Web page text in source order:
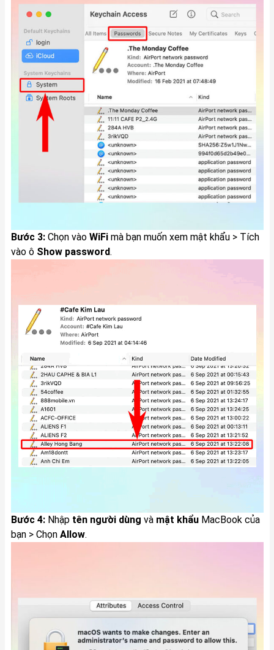
Bước 3:Chọn vào WiFimà bạn muốn xem mật khẩu > Tích
vào ô Show password.
Bước 4:Nhập tên người dùng vàmật khẩuMacBook của
bạn > Chọn Allow.